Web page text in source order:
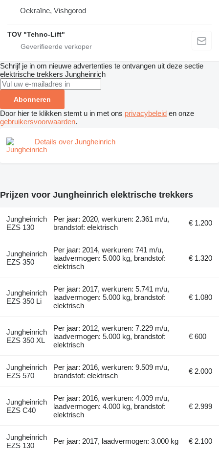
Oekraïne, Vishgorod
TOV "Tehno-Lift"
Schrijf je in om nieuwe advertenties te ontvangen uit deze sectie
elektrische trekkers Jungheinrich
Abonneren
Door hier te klikken stemt u in met ons privacybeleid en onze
gebruikersvoorwaarden.
Details over Jungheinrich
Prijzen voor Jungheinrich elektrische trekkers
Jungheinrich
EZS 130
Per jaar: 2020, werkuren: 2.361 m/u,
brandstof: elektrisch
€ 1.200
Jungheinrich
EZS 350
Per jaar: 2014, werkuren: 741 m/u,
laadvermogen: 5.000 kg, brandstof:
elektrisch
€ 1.320
Jungheinrich
EZS 350 Li
Per jaar: 2017, werkuren: 5.741 m/u,
laadvermogen: 5.000 kg, brandstof:
elektrisch
€ 1.080
Jungheinrich
EZS 350 XL
Per jaar: 2012, werkuren: 7.229 m/u,
laadvermogen: 5.000 kg, brandstof:
elektrisch
€ 600
Jungheinrich
EZS 570
Per jaar: 2016, werkuren: 9.509 m/u,
brandstof: elektrisch
€ 2.000
Jungheinrich
EZS C40
Per jaar: 2016, werkuren: 4.009 m/u,
laadvermogen: 4.000 kg, brandstof:
elektrisch
€ 2.999
Jungheinrich
EZS 130
Per jaar: 2017, laadvermogen: 3.000 kg € 2.100